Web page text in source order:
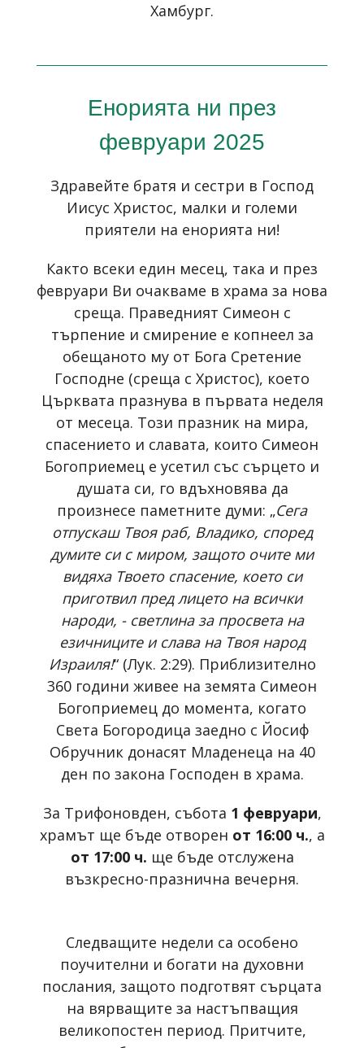
Хамбург.
Енорията ни през
февруари 2025
Здравейте братя и сестри в Господ
Иисус Христос, малки и големи
приятели на енорията ни!
Както всеки един месец, така и през
февруари Ви очакваме в храма за нова
среща. Праведният Симеон с
търпение и смирение е копнеел за
обещаното му от Бога Сретение
Господне (среща с Христос), което
Църквата празнува в първата неделя
от месеца. Този празник на мира,
спасението и славата, които Симеон
Богоприемец е усетил със сърцето и
душата си, го вдъхновява да
произнесе паметните думи: „Сега
отпускаш Твоя раб, Владико, според
думите си с миром, защото очите ми
видяха Твоето спасение, което си
приготвил пред лицето на всички
народи, - светлина за просвета на
езичниците и слава на Твоя народ
Израиля!“ (Лук. 2:29). Приблизително
360 години живее на земята Симеон
Богоприемец до момента, когато
Света Богородица заедно с Йосиф
Обручник донасят Младенеца на 40
ден по закона Господен в храма.
За Трифоновден, събота 1 февруари,
храмът ще бъде отворен от 16:00 ч., а
от 17:00 ч. ще бъде отслужена
възкресно-празнична вечерня.
Следващите недели са особено
поучителни и богати на духовни
послания, защото подготвят сърцата
на вярващите за настъпващия
великопостен период. Притчите,